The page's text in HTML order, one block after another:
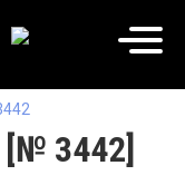
[№ 3442]